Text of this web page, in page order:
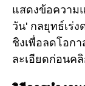
แสดงข้อความ
วัน' กลยุทธ์เร่
ชิงเพื่อลดโอก
ละเอียดก่อนค